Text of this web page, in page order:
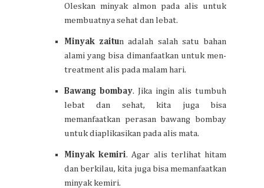
Oleskan minyak almon pada alis untuk
membuatnya sehat dan lebat.
Minyak zaitun adalah salah satu bahan
alami yang bisa dimanfaatkan untuk men-
treatment alis pada malam hari.
Bawang bombay. Jika ingin alis tumbuh
lebat dan sehat, kita juga bisa
memanfaatkan perasan bawang bombay
untuk diaplikasikan pada alis mata.
Minyak kemiri. Agar alis terlihat hitam
dan berkilau, kita juga bisa memanfaatkan
minyak kemiri.